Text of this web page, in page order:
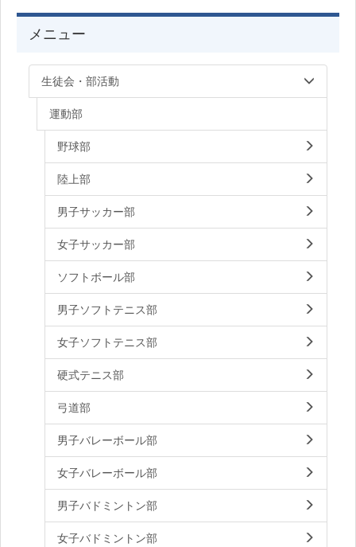
メニュー
生徒会・部活動
運動部
野球部
陸上部
男子サッカー部
女子サッカー部
ソフトボール部
男子ソフトテニス部
女子ソフトテニス部
硬式テニス部
弓道部
男子バレーボール部
女子バレーボール部
男子バドミントン部
女子バドミントン部